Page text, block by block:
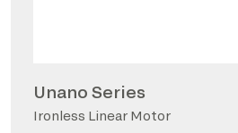
Unano Series
Ironless Linear Motor